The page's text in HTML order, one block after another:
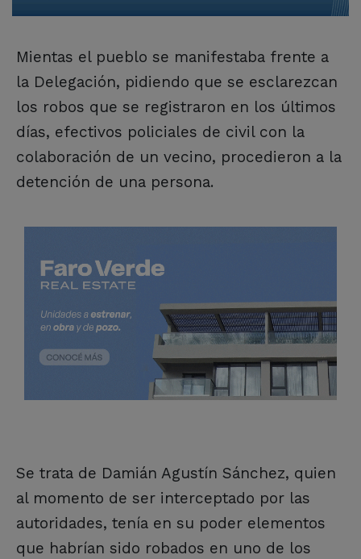
Mientas el pueblo se manifestaba frente a
la Delegación, pidiendo que se esclarezcan
los robos que se registraron en los últimos
días, efectivos policiales de civil con la
colaboración de un vecino, procedieron a la
detención de una persona.
Se trata de Damián Agustín Sánchez, quien
al momento de ser interceptado por las
autoridades, tenía en su poder elementos
que habrían sido robados en uno de los